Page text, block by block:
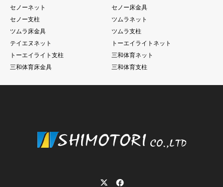
セノーネット
セノー床金具
セノー支柱
ツムラネット
ツムラ床金具
ツムラ支柱
テイエヌネット
トーエイライトネット
トーエイライト支柱
三和体育ネット
三和体育床金具
三和体育支柱